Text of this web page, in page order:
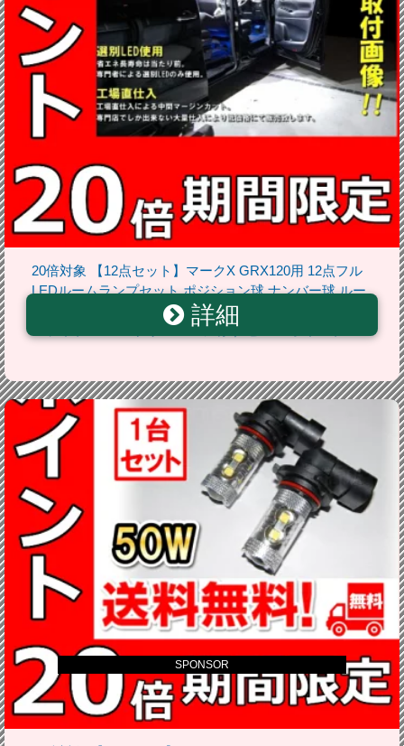
20倍対象 【12点セット】マークX GRX120用 12点フル
LEDルームランプセット ポジション球 ナンバー球 ルー
ムランプ 室内灯 ポジションランプ ナンバーランプ ルー
ムライト ルーム球 サンルーフ有り セール ポイント
詳細
SPONSOR